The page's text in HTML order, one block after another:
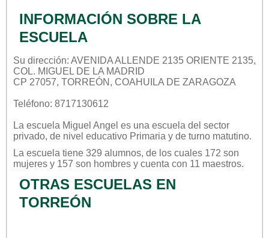
INFORMACIÓN SOBRE LA
ESCUELA
Su dirección: AVENIDA ALLENDE 2135 ORIENTE 2135,
COL. MIGUEL DE LA MADRID
CP 27057, TORREÓN, COAHUILA DE ZARAGOZA
Teléfono: 8717130612
La escuela Miguel Angel es una escuela del sector
privado, de nivel educativo Primaria y de turno matutino.
La escuela tiene 329 alumnos, de los cuales 172 son
mujeres y 157 son hombres y cuenta con 11 maestros.
OTRAS ESCUELAS EN
TORREÓN